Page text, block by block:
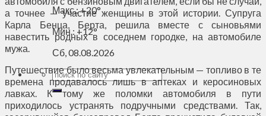
Макс.:+20°
Мин.: +12°
Сб, 08.08.2026
а точнее — участие женщины в этой истории. Супруга
Карла Бенца, Берта, решила вместе с сыновьями
навестить родных в соседнем городке, на автомобиле
мужа.
Путешествие было весьма увлекательным — топливо в те
времена продавалось лишь в аптеках и керосиновых
лавках. К тому же поломки автомобиля в пути
приходилось устранять подручными средствами. Так,